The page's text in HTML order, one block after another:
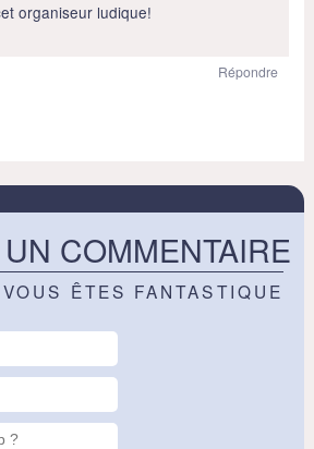
organiseur ludique!
Répondre
COMMENTAIRE
ÊTES FANTASTIQUE